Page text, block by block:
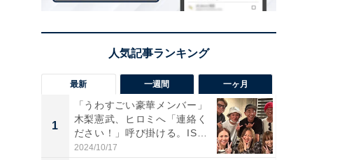
最新 一週間 一ヶ月
1
「うわすごい豪華メンバー」
木梨憲武、ヒロミへ「連絡く
ださい！」呼び掛ける。IS
S...
2024/10/17